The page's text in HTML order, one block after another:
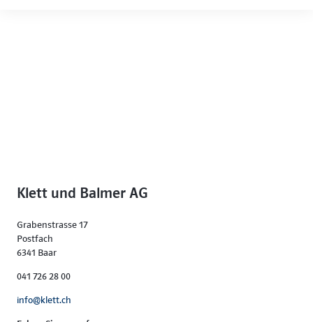
Klett und Balmer AG
Grabenstrasse 17
Postfach
6341 Baar
041 726 28 00
info@klett.ch